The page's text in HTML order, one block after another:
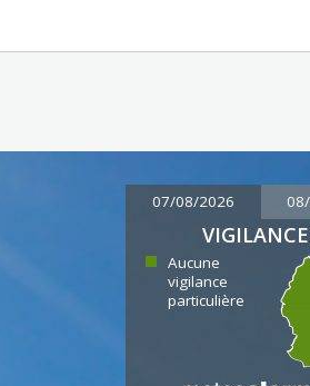
07/08/2026
Aucune
vigilance
particulière